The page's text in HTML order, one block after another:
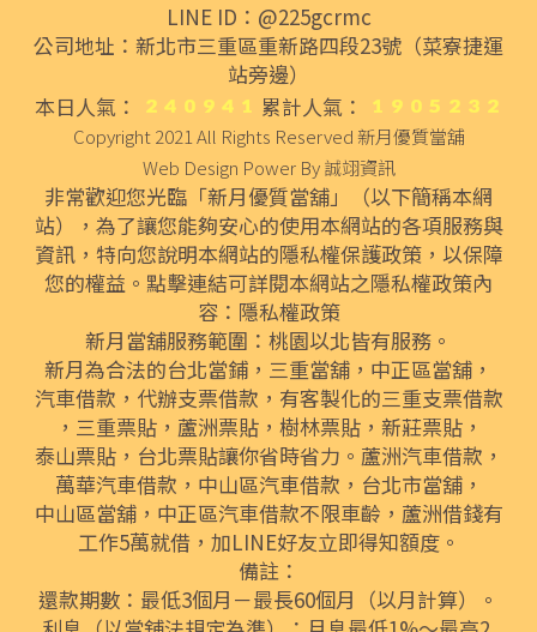
LINE ID：@225gcrmc
公司地址：新北市三重區重新路四段23號（菜寮捷運
站旁邊）
本日人氣：
累計人氣：
Copyright 2021 All Rights Reserved新月優質當舖
Web Design Power By誠翊資訊
非常歡迎您光臨「新月優質當舖」（以下簡稱本網
站），為了讓您能夠安心的使用本網站的各項服務與
資訊，特向您說明本網站的隱私權保護政策，以保障
您的權益。點擊連結可詳閱本網站之隱私權政策內
容： 隱私權政策
新月當舖服務範圍：桃園以北皆有服務。
新月為合法的台北當鋪 ， 三重當舖 ， 中正區當舖 ，
汽車借款 ，代辦支票借款 ，有客製化的三重支票借款
， 三重票貼， 蘆洲票貼， 樹林票貼， 新莊票貼，
泰山票貼， 台北票貼讓你省時省力。 蘆洲汽車借款 ，
萬華汽車借款 ， 中山區汽車借款 ， 台北市當舖，
中山區當舖， 中正區汽車借款不限車齡， 蘆洲借錢有
工作5萬就借，加LINE好友立即得知額度。
備註：
還款期數：最低3個月－最長60個月（以月計算）。